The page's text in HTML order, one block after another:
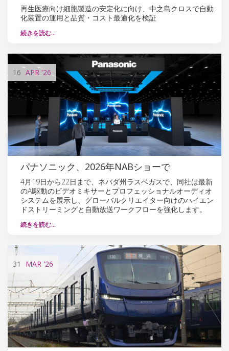
再生医療向け細胞製造の安定化に向け、中之島クロスで自動
化装置の運用と品質・コスト最適化を検証
続きを読む…
16 APR '26
パナソニック、2026年NABショーで
4月19日から22日まで、ネバダ州ラスベガスで、同社は最新
のAI駆動のビデオミキサーとプロフェッショナルオーディオ
システムを展示し、グローバルクリエイター向けのハイエン
ドストリーミングと自動放送ワークフローを強化します。
続きを読む…
31 MAR '26